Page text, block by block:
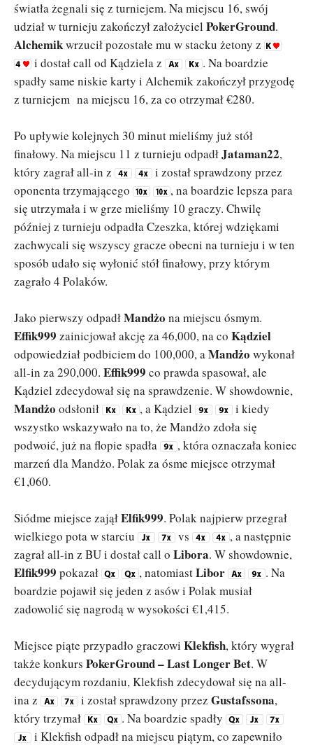
światła żegnali się z turniejem. Na miejscu 16, swój
udział w turnieju zakończył założyciel PokerGround.
Alchemikwrzucił pozostałe mu w stacku żetony z
i dostał call od Kądziela z
. Na boardzie
spadły same niskie karty i Alchemik zakończył przygodę
z turniejem na miejscu 16, za co otrzymał €280.
Po upływie kolejnych 30 minut mieliśmy już stół
finałowy. Na miejscu 11 z turnieju odpadłJataman22,
który zagrał all-in z
i został sprawdzony przez
oponenta trzymającego
, na boardzie lepsza para
się utrzymała i w grze mieliśmy 10 graczy. Chwilę
później z turnieju odpadła Czeszka, której wdziękami
zachwycali się wszyscy gracze obecni na turnieju i w ten
sposób udało się wyłonić stół finałowy, przy którym
zagrało 4 Polaków.
Jako pierwszy odpadłMandżo na miejscu ósmym.
Effik999 zainicjował akcję za 46,000, na co Kądziel
odpowiedział podbiciem do 100,000, aMandżo wykonał
all-in za 290,000. Effik999 co prawda spasował, ale
Kądziel zdecydował się na sprawdzenie. W showdownie,
Mandżo odsłonił , a Kądziel
i kiedy
wszystko wskazywało na to, że Mandżo zdoła się
podwoić, już na flopie spadła
, która oznaczała koniec
marzeń dla Mandżo. Polak za ósme miejsce otrzymał
€1,060.
Siódme miejsce zająłElfik999. Polak najpierw przegrał
wielkiego pota w starciu
vs
, a następnie
zagrał all-in z BU i dostał call o Libora. W showdownie,
Elfik999 pokazał , natomiastLibor
. Na
boardzie pojawił się jeden z asów i Polak musiał
zadowolić się nagrodą w wysokości €1,415.
Miejsce piąte przypadło graczowi Klekfish, który wygrał
także konkurs PokerGround – Last Longer Bet. W
decydującym rozdaniu, Klekfish zdecydował się na all-
ina z
i został sprawdzony przez Gustafssona,
który trzymał
. Na boardzie spadły
i Klekfish odpadł na miejscu piątym, co zapewniło